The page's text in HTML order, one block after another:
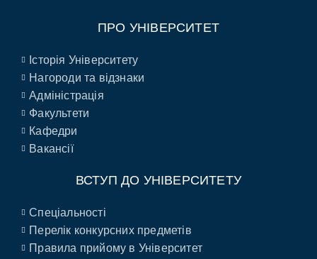
ПРО УНІВЕРСИТЕТ
Історія Університету
Нагороди та відзнаки
Адміністрація
Факультети
Кафедри
Вакансії
ВСТУП ДО УНІВЕРСИТЕТУ
Спеціальності
Перелік конкурсних предметів
Правила прийому в Університет